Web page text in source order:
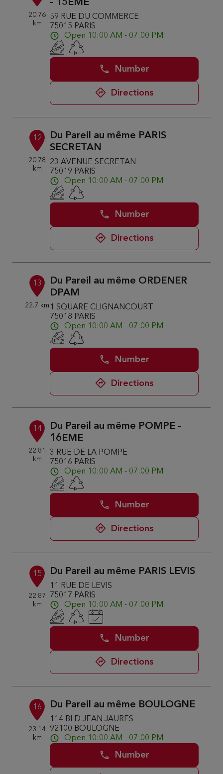
20.76
km
- 15EME
59 RUE DU COMMERCE
75015 PARIS
Open 10:00 AM - 07:00 PM
Number
Directions
12
20.78
km
Du Pareil au même PARIS
SECRETAN
23 AVENUE SECRETAN
75019 PARIS
Open 10:00 AM - 07:00 PM
Number
Directions
13
22.7 km
Du Pareil au même ORDENER
DPAM
1 SQUARE CLIGNANCOURT
75018 PARIS
Open 10:00 AM - 07:00 PM
Number
Directions
14
22.81
km
Du Pareil au même POMPE -
16EME
3 RUE DE LA POMPE
75016 PARIS
Open 10:00 AM - 07:00 PM
Number
Directions
15
22.87
km
Du Pareil au même PARIS LEVIS
11 RUE DE LEVIS
75017 PARIS
Open 10:00 AM - 07:00 PM
Number
Directions
16
23.14
km
Du Pareil au même BOULOGNE
114 BLD JEAN JAURES
92100 BOULOGNE
Open 10:00 AM - 07:00 PM
Number